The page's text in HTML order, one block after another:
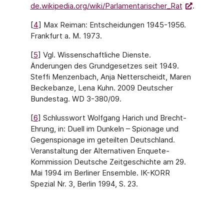
de.wikipedia.org/wiki/Parlamentarischer_Rat
.
[4] Max Reiman: Entscheidungen 1945-1956.
Frankfurt a. M. 1973.
[5] Vgl. Wissenschaftliche Dienste.
Änderungen des Grundgesetzes seit 1949.
Steffi Menzenbach, Anja Netterscheidt, Maren
Beckebanze, Lena Kuhn. 2009 Deutscher
Bundestag. WD 3-380/09.
[6] Schlusswort Wolfgang Harich und Brecht-
Ehrung, in: Duell im Dunkeln – Spionage und
Gegenspionage im geteilten Deutschland.
Veranstaltung der Alternativen Enquete-
Kommission Deutsche Zeitgeschichte am 29.
Mai 1994 im Berliner Ensemble. IK-KORR
Spezial Nr. 3, Berlin 1994, S. 23.